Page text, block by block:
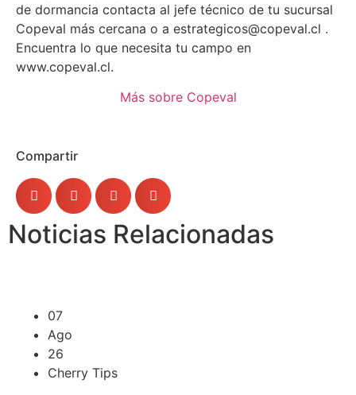
de dormancia contacta al jefe técnico de tu sucursal
Copeval más cercana o a estrategicos@copeval.cl .
Encuentra lo que necesita tu campo en
www.copeval.cl.
Más sobre Copeval
Compartir
Noticias Relacionadas
07
Ago
26
Cherry Tips